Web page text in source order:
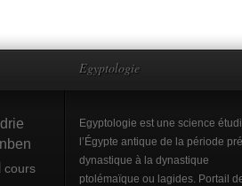
cours
Egyptologie
Egyptologie est une science
l’Égypte antique de la période
dynastique à la dynastique
ptolémaïque ou lagides. Portail